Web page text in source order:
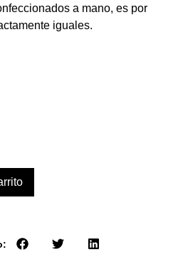
a mano, es por
iguales.